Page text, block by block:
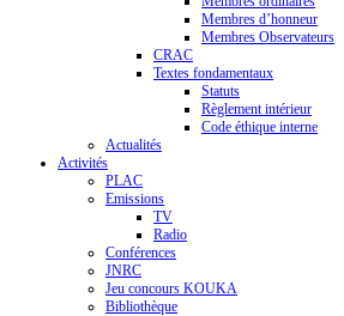
Membres d’honneur
Membres Observateurs
CRAC
Textes fondamentaux
Statuts
Règlement intérieur
Code éthique interne
Actualités
Activités
PLAC
Emissions
TV
Radio
Conférences
JNRC
Jeu concours KOUKA
Bibliothèque